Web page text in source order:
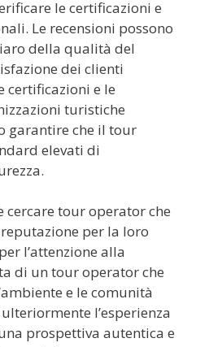
le certificazioni e
Le recensioni possono
della qualità del
dei clienti
certificazioni e le
turistiche
garantire che il tour
elevati di
cercare tour operator che
per la loro
l’attenzione alla
di un tour operator che
e le comunità
l’esperienza
prospettiva autentica e